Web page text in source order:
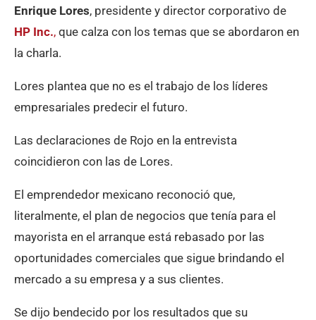
Enrique Lores, presidente y director corporativo de
HP Inc., que calza con los temas que se abordaron en
la charla.
Lores plantea que no es el trabajo de los líderes
empresariales predecir el futuro.
Las declaraciones de Rojo en la entrevista
coincidieron con las de Lores.
El emprendedor mexicano reconoció que,
literalmente, el plan de negocios que tenía para el
mayorista en el arranque está rebasado por las
oportunidades comerciales que sigue brindando el
mercado a su empresa y a sus clientes.
Se dijo bendecido por los resultados que su